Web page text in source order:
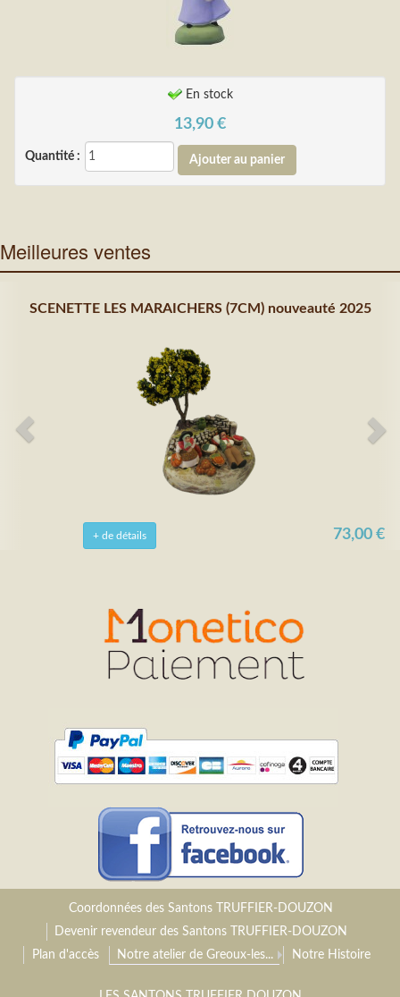
En stock
13,90 €
Quantité :
Meilleures ventes
SCENETTE LES MARAICHERS (7CM) nouveauté 2025
+ de détails 73,00 €
Coordonnées des Santons TRUFFIER-DOUZON
Devenir revendeur des Santons TRUFFIER-DOUZON
Plan d'accès
Notre atelier de Greoux-les... Notre Histoire